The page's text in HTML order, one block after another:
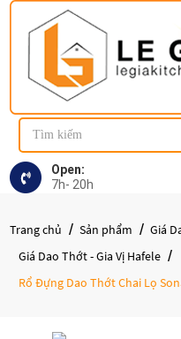
Open:
7h- 20h
Trang chủ Sản phẩm
Giá
Giá Dao Thớt - Gia Vị Hafele
Rổ Đựng Dao Thớt Chai Lọ